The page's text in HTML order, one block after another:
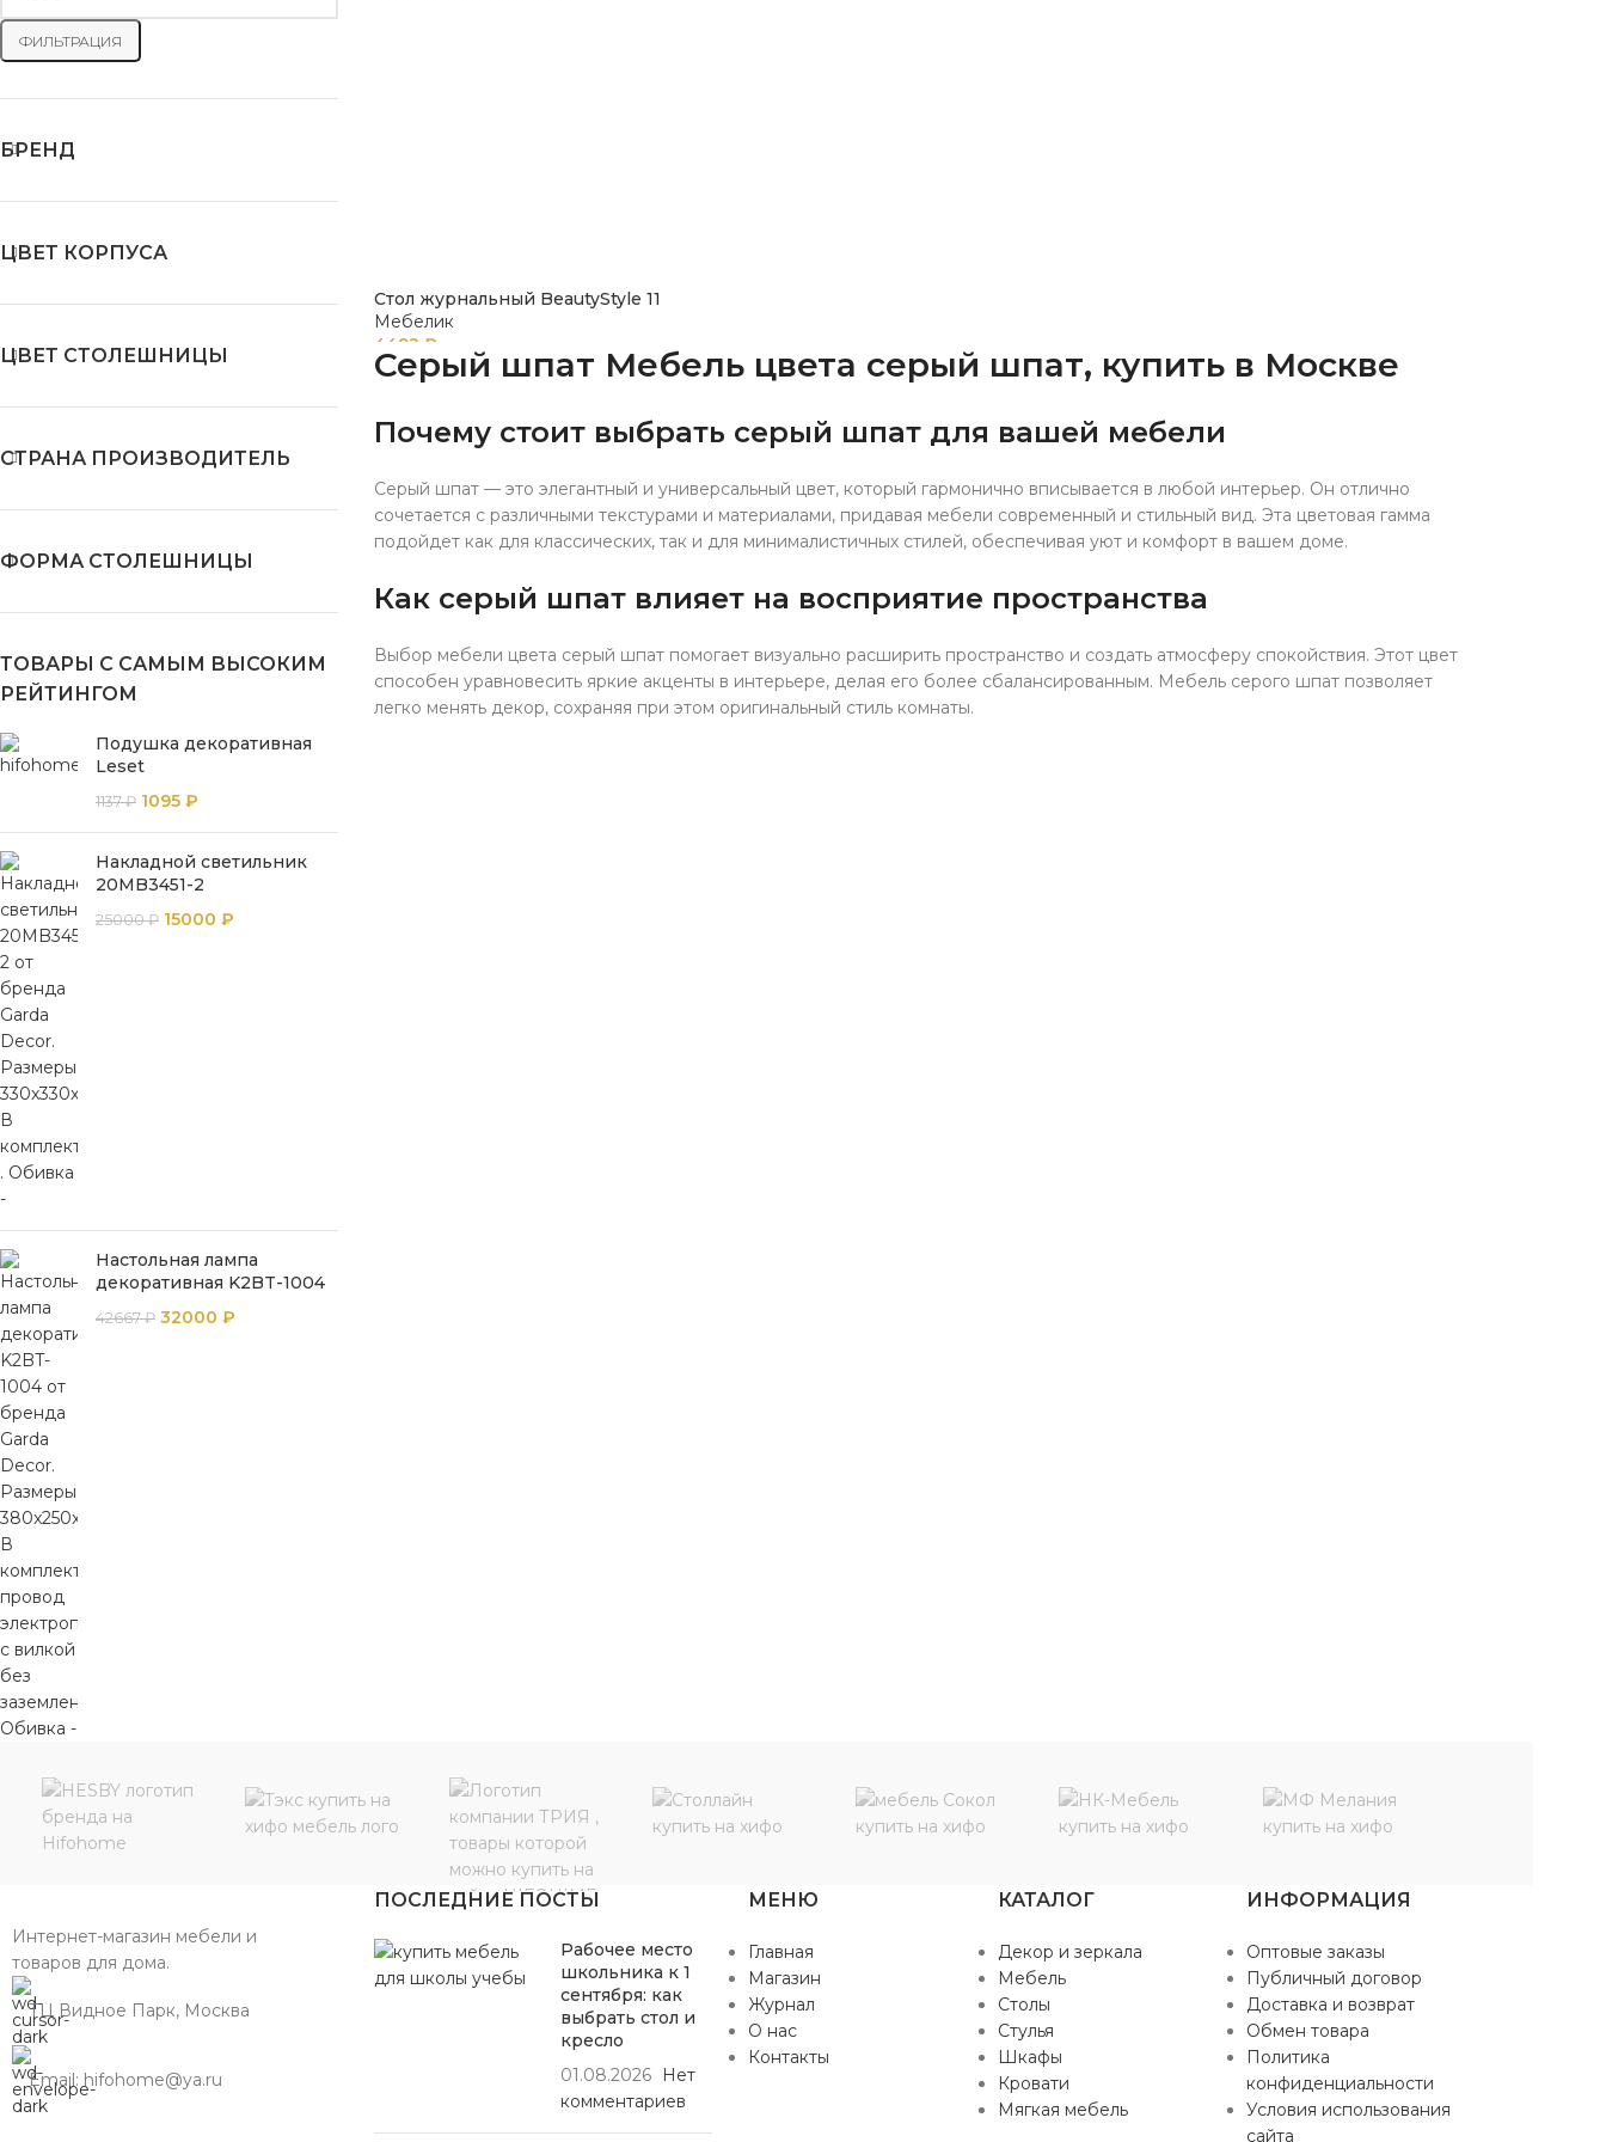
ФИЛЬТРАЦИЯ
БРЕНД
ЦВЕТ КОРПУСА
ЦВЕТ СТОЛЕШНИЦЫ
СТРАНА ПРОИЗВОДИТЕЛЬ
ФОРМА СТОЛЕШНИЦЫ
ТОВАРЫ С САМЫМ ВЫСОКИМ
РЕЙТИНГОМ
Подушка декоративная
Leset
1137₽ 1095 ₽
Накладной светильник
20MB3451-2
25000₽ 15000 ₽
Настольная лампа
декоративная K2BT-1004
42667₽ 32000 ₽
Стол журнальный BeautyStyle 11
Мебелик
4492 ₽
Серый шпат Мебель цвета серый шпат, купить в Москве
Почему стоит выбрать серый шпат для вашей мебели
Серый шпат — это элегантный и универсальный цвет, который гармонично вписывается в любой интерьер. Он отлично
сочетается с различными текстурами и материалами, придавая мебели современный и стильный вид. Эта цветовая гамма
подойдет как для классических, так и для минималистичных стилей, обеспечивая уют и комфорт в вашем доме.
Как серый шпат влияет на восприятие пространства
Выбор мебели цвета серый шпат помогает визуально расширить пространство и создать атмосферу спокойствия. Этот цвет
способен уравновесить яркие акценты в интерьере, делая его более сбалансированным. Мебель серого шпат позволяет
легко менять декор, сохраняя при этом оригинальный стиль комнаты.
Интернет-магазин мебели и
товаров для дома.
ТЦ Видное Парк, Москва
Email: hifohome@ya.ru
ПОСЛЕДНИЕ ПОСТЫ
Рабочее место
школьника к 1
сентября: как
выбрать стол и
кресло
01.08.2026
Нет
комментариев
МЕНЮ
Главная
Магазин
Журнал
О нас
Контакты
КАТАЛОГ
Декор и зеркала
Мебель
Столы
Стулья
Шкафы
Кровати
Мягкая мебель
ИНФОРМАЦИЯ
Оптовые заказы
Публичный договор
Доставка и возврат
Обмен товара
Политика
конфиденциальности
Условия использования
сайта